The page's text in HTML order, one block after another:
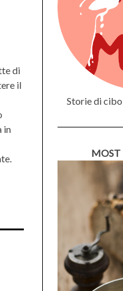
di
il
in
Storie di
MOST